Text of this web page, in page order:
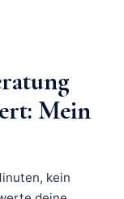
Mein
kein